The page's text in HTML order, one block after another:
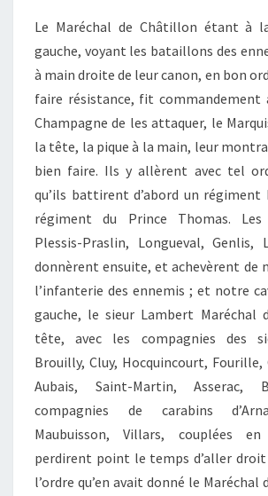
Le Maréchal de Châtillon étant à
gauche, voyant les bataillons des
à main droite de leur canon, en bon
faire résistance, fit commandement
Champagne de les attaquer, le
la tête, la pique à la main, leur
bien faire. Ils y allèrent avec tel
qu’ils battirent d’abord un régiment
régiment du Prince Thomas.
Plessis-Praslin, Longueval, Genlis,
donnèrent ensuite, et achevèrent de
l’infanterie des ennemis ; et notre
gauche, le sieur Lambert Maréchal
tête, avec les compagnies des
Brouilly, Cluy, Hocquincourt, Fourille,
Aubais, Saint-Martin,
compagnies de carabins
Maubuisson, Villars, couplées
perdirent point le temps d’aller
l’ordre qu’en avait donné le